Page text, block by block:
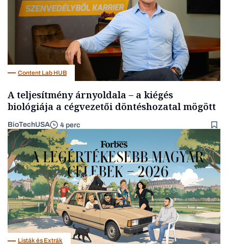
Content Lab HUB
A teljesítmény árnyoldala – a kiégés
biológiája a cégvezetői döntéshozatal mögött
BioTechUSA 4 perc
Listák és Extrák